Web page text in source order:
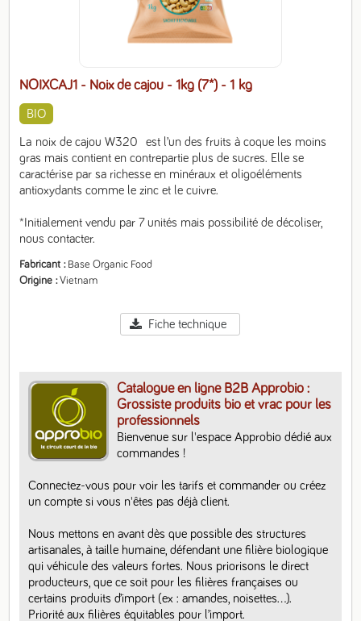
NOIXCAJ1 - Noix de cajou - 1kg (7*) - 1 kg
BIO
La noix de cajou W320  est l’un des fruits à coque les moins
gras mais contient en contrepartie plus de sucres. Elle se
caractérise par sa richesse en minéraux et oligoéléments
antioxydants comme le zinc et le cuivre.
*Initialement vendu par 7 unités mais possibilité de décoliser,
nous contacter.
Fabricant
Base Organic Food
Origine
Vietnam
Fiche technique
Catalogue en ligne B2B Approbio :
Grossiste produits bio et vrac pour les
professionnels
Bienvenue sur l'espace Approbio dédié aux
commandes !
Connectez-vous pour voir les tarifs et commander ou créez
un compte si vous n'êtes pas déjà client.
Nous mettons en avant dès que possible des structures
artisanales, à taille humaine, défendant une filière biologique
qui véhicule des valeurs fortes. Nous priorisons le direct
producteurs, que ce soit pour les filières françaises ou
certains produits d’import (ex : amandes, noisettes…).
Priorité aux filières équitables pour l’import.